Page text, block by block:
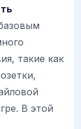
такие как
В этой